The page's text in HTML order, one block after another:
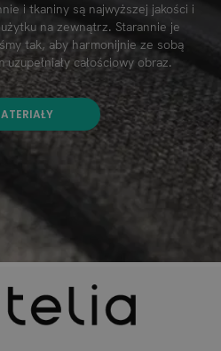
i tkaniny są najwyższej jakości i
na zewnątrz. Starannie je
tak, aby harmonijnie ze sobą
uzupełniały całościowy obraz.